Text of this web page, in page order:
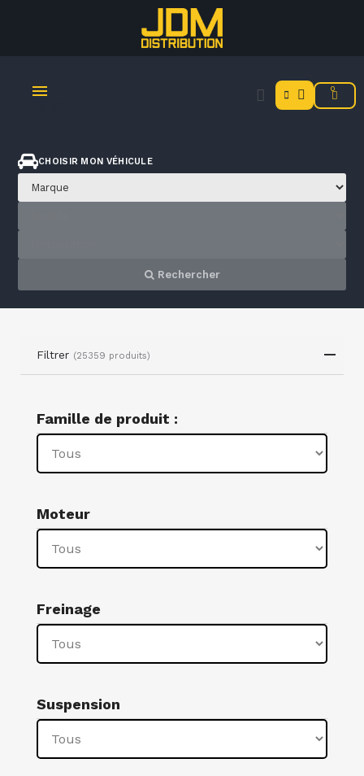
CHOISIR MON VÉHICULE
Rechercher
Filtrer (25359 produits)
Famille de produit :
Moteur
Freinage
Suspension